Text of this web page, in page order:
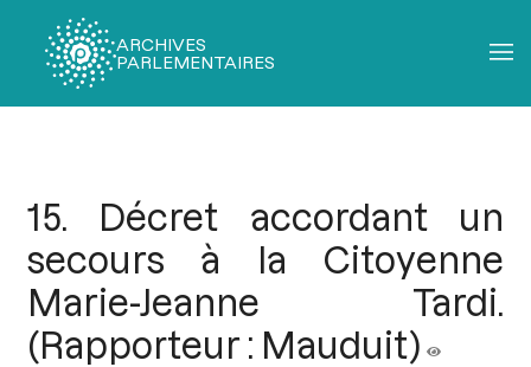
ARCHIVES
PARLEMENTAIRES
15. Décret accordant un
secours à la Citoyenne
Marie-Jeanne Tardi.
(Rapporteur : Mauduit)